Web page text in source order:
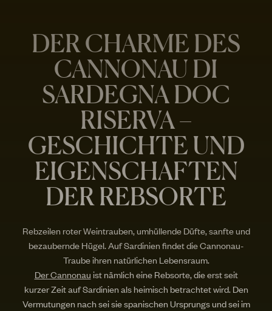
DER CHARME DES
CANNONAU DI
SARDEGNA DOC
RISERVA –
GESCHICHTE UND
EIGENSCHAFTEN
DER REBSORTE
Rebzeilen roter Weintrauben, umhüllende Düfte, sanfte und
bezaubernde Hügel. Auf Sardinien findet die Cannonau-
Traube ihren natürlichen Lebensraum.
Der Cannonau ist nämlich eine Rebsorte, die erst seit
kurzer Zeit auf Sardinien als heimisch betrachtet wird. Den
Vermutungen nach sei sie spanischen Ursprungs und sei im